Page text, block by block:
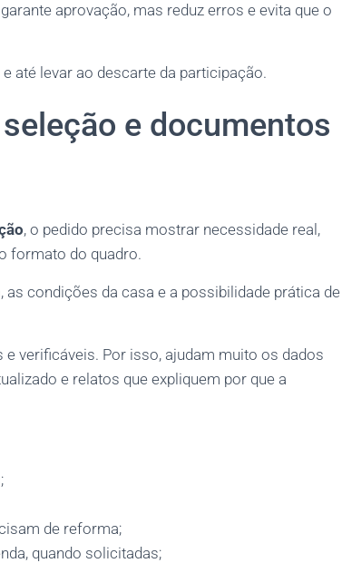
aprovação, mas reduz erros e evita que o
até levar ao descarte da participação.
e documentos
, o pedido precisa mostrar necessidade real,
formato do quadro.
condições da casa e a possibilidade prática de
verificáveis. Por isso, ajudam muito os dados
e relatos que expliquem por que a
de reforma;
quando solicitadas;